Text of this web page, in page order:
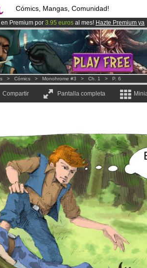
Cómics, Mangas, Comunidad!
en Premium por 3.95 euros al mes! Hazte Premium ya
Amilova está desormado lanzado!.
100000miembrosy 1000 Cómics y Mangas!.
> Cómics > Monohrome #3 > Ch. 1 > P. 6
Compartir Pantalla completa